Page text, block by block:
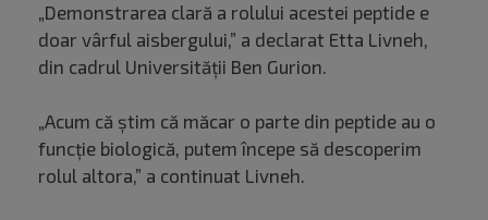
„Demonstrarea clară a rolului acestei peptide e
doar vârful aisbergului,” a declarat Etta Livneh,
din cadrul Universității Ben Gurion.
„Acum că știm că măcar o parte din peptide au o
funcție biologică, putem începe să descoperim
rolul altora,” a continuat Livneh.